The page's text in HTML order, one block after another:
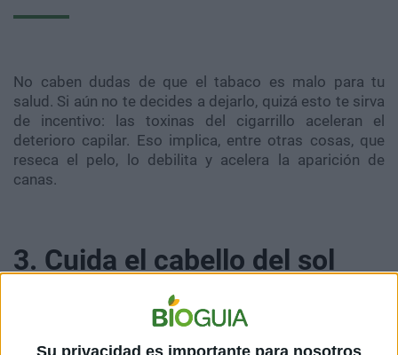
Su privacidad es importante para nosotros
No caben dudas de que el tabaco es malo para tu
salud. Si aún no te decides a dejarlo, quizá esto te sirva
de incentivo: las toxinas del cigarrillo aceleran el
deterioro capilar. Eso implica, entre otras cosas, que
reseca el pelo, lo debilita y acelera la aparición de
canas.
3. Cuida el cabello del sol